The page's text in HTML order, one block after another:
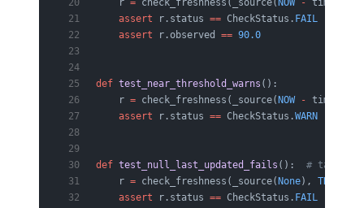
    r
= check_freshness(_source( NOW -
    assert
r.status == CheckStatus. FAIL
    assert
r.observed == 90.0
def test_near_threshold_warns ():
    r
= check_freshness(_source( NOW -
    assert
r.status == CheckStatus.WARN
def test_null_last_updated_fails (): # tasks.md
    r
= check_freshness(_source( None),
    assert
r.status == CheckStatus. FAIL